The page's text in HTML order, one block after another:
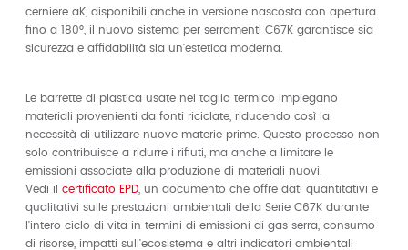
cerniere aK, disponibili anche in versione nascosta con apertura
fino a 180°, il nuovo sistema per serramenti C67K garantisce sia
sicurezza e affidabilità sia un'estetica moderna.
Le barrette di plastica usate nel taglio termico impiegano
materiali provenienti da fonti riciclate, riducendo così la
necessità di utilizzare nuove materie prime. Questo processo non
solo contribuisce a ridurre i rifiuti, ma anche a limitare le
emissioni associate alla produzione di materiali nuovi.
Vedi il certificato EPD , un documento che offre dati quantitativi e
qualitativi sulle prestazioni ambientali della Serie C67K durante
l'intero ciclo di vita in termini di emissioni di gas serra, consumo
di risorse, impatti sull'ecosistema e altri indicatori ambientali